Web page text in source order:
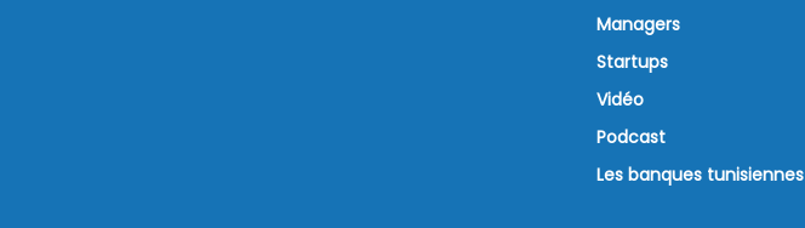
Managers
Startups
Vidéo
Podcast
Les banques tunisiennes